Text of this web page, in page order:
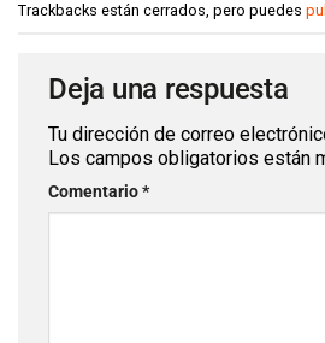
Trackbacks están cerrados, pero puedes
Deja una respuesta
Tu dirección de correo
Los campos obligatorios están
Comentario*